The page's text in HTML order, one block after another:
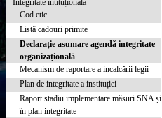
Integritate intituțională
Cod etic
Listă cadouri primite
Declarație asumare agendă integritate
organizațională
Mecanism de raportare a incalcării legii
Plan de integritate a instituției
Raport stadiu implementare măsuri SNA și
în plan integritate